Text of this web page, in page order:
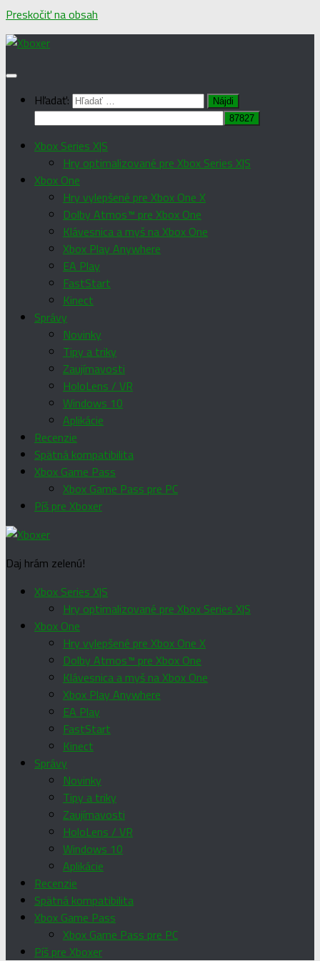
Preskočiť na obsah
Hľadať:
Xbox Series X|S
Hry optimalizované pre Xbox Series X|S
Xbox One
Hry vylepšené pre Xbox One X
Dolby Atmos™ pre Xbox One
Klávesnica a myš na Xbox One
Xbox Play Anywhere
EA Play
FastStart
Kinect
Správy
Novinky
Tipy a triky
Zaujímavosti
HoloLens / VR
Windows 10
Aplikácie
Recenzie
Spätná kompatibilita
Xbox Game Pass
Xbox Game Pass pre PC
Píš pre Xboxer
Daj hrám zelenú!
Xbox Series X|S
Hry optimalizované pre Xbox Series X|S
Xbox One
Hry vylepšené pre Xbox One X
Dolby Atmos™ pre Xbox One
Klávesnica a myš na Xbox One
Xbox Play Anywhere
EA Play
FastStart
Kinect
Správy
Novinky
Tipy a triky
Zaujímavosti
HoloLens / VR
Windows 10
Aplikácie
Recenzie
Spätná kompatibilita
Xbox Game Pass
Xbox Game Pass pre PC
Píš pre Xboxer